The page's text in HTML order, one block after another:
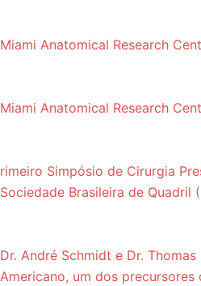
Miami Anatomical Research
Miami Anatomical Research
rimeiro Simpósio de Cirurgia
Sociedade Brasileira de Quadril
Dr. André Schmidt e Dr.
Americano, um dos